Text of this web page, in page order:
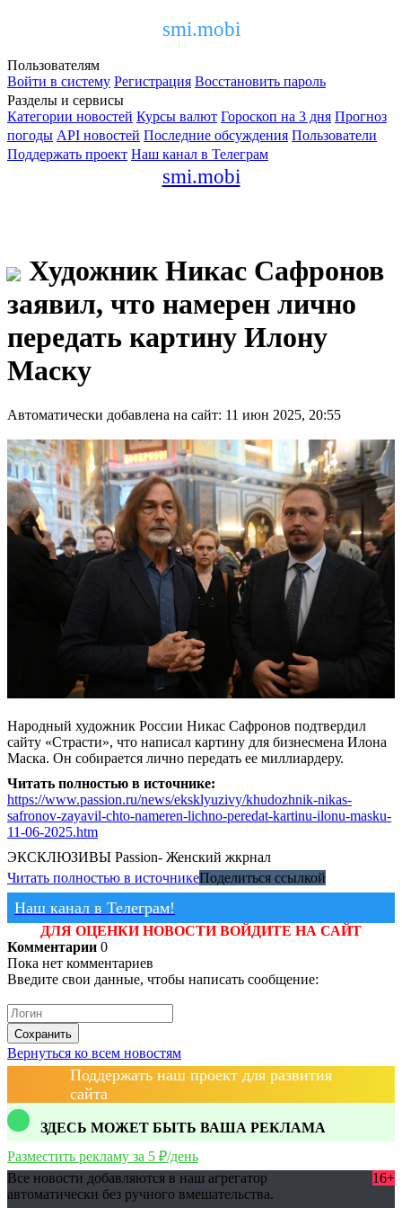
smi.mobi
Пользователям
Войти в систему Регистрация Восстановить пароль
Разделы и сервисы
Категории новостей Курсы валют Гороскоп на 3 дня Прогноз
погоды API новостей Последние обсуждения Пользователи
Поддержать проект Наш канал в Телеграм
smi.mobi
Художник Никас Сафронов
заявил, что намерен лично
передать картину Илону
Маску
Автоматически добавлена на сайт: 11 июн 2025, 20:55
Народный художник России Никас Сафронов подтвердил
сайту «Страсти», что написал картину для бизнесмена Илона
Маска. Он собирается лично передать ее миллиардеру.
Читать полностью в источнике:
https://www.passion.ru/news/eksklyuzivy/khudozhnik-nikas-
safronov-zayavil-chto-nameren-lichno-peredat-kartinu-ilonu-masku-
11-06-2025.htm
ЭКСКЛЮЗИВЫ Passion- Женский жкрнал
Читать полностью в источникеПоделиться ссылкой
Наш канал в Телеграм!
ДЛЯ ОЦЕНКИ НОВОСТИ ВОЙДИТЕ НА САЙТ
Комментарии 0
Пока нет комментариев
Введите свои данные, чтобы написать сообщение:
Сохранить
Вернуться ко всем новостям
Поддержать наш проект для развития
сайта
ЗДЕСЬ МОЖЕТ БЫТЬ ВАША РЕКЛАМА
Разместить рекламу за 5 ₽/день
Все новости добавляются в наш агрегатор
автоматически без ручного вмешательства.
16+